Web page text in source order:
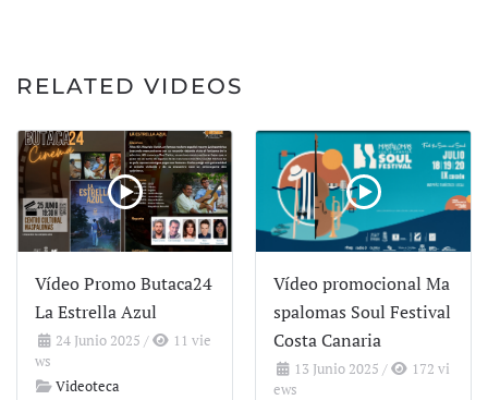
RELATED VIDEOS
Vídeo Promo Butaca24
La Estrella Azul
24 Junio 2025 /
11 vie
ws
Videoteca
Vídeo promocional Ma
spalomas Soul Festival
Costa Canaria
13 Junio 2025 /
172 vi
ews